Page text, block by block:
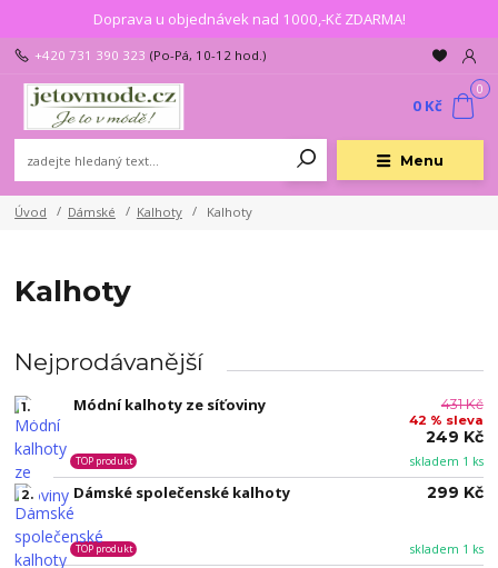
Doprava u objednávek nad 1000,-Kč ZDARMA!
Menu
+420 731 390 323 (Po-Pá, 10-12 hod.)
0
0 Kč
Úvod Dámské Kalhoty Kalhoty
Kalhoty
Nejprodávanější
1. Módní kalhoty ze síťoviny
skladem 1 ks
TOP produkt
431 Kč
42 % sleva
249 Kč
2. Dámské společenské kalhoty
skladem 1 ks
TOP produkt
299 Kč